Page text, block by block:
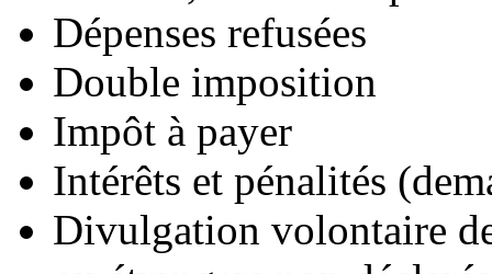
Dépenses refusées
Double imposition
Impôt à payer
Intérêts et pénalités
Divulgation volontaire